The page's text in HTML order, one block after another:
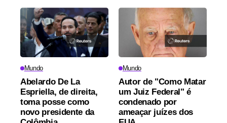
Mundo
Abelardo De La
Espriella, de direita,
toma posse como
novo presidente da
Mundo
Autor de "Como Matar
um Juiz Federal" é
condenado por
ameaçar juízes dos